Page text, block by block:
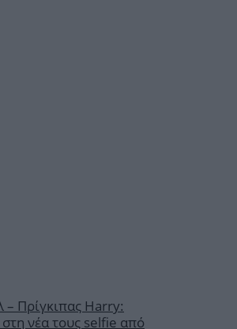
Πρίγκιπας Harry:
νέα τους selfie από